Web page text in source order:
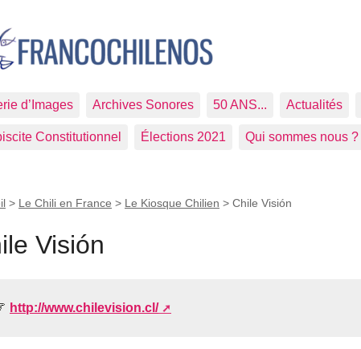
d’Images Archives Sonores 50 ANS... Actualités
Constitutionnel Élections 2021 Qui sommes nous ?
> Le Chili en France > Le Kiosque Chilien > Chile Visión
Visión
http://www.chilevision.cl/